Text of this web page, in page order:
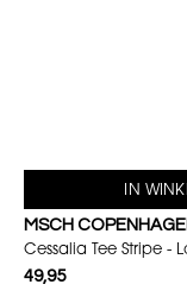
IN
MSCH
Cessalia Tee Stripe -
49,95